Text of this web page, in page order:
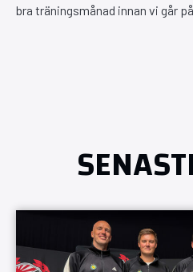
bra träningsmånad innan vi går